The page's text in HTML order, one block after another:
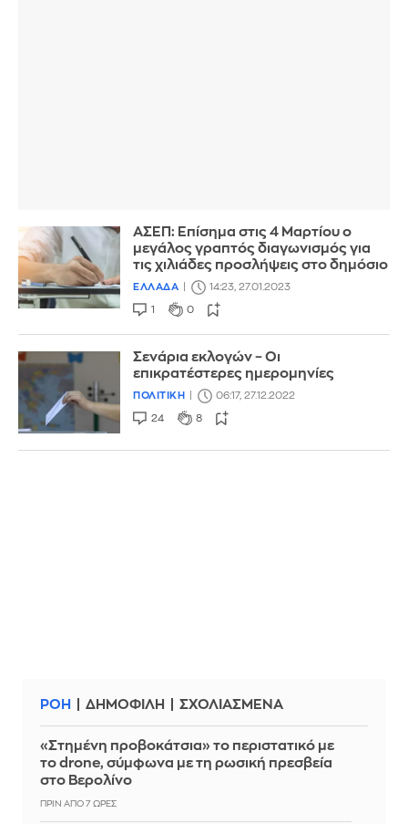
ΑΣΕΠ: Επίσημα στις 4 Μαρτίου ο
μεγάλος γραπτός διαγωνισμός για
τις χιλιάδες προσλήψεις στο δημόσιο
ΕΛΛΑΔΑ 14:23, 27.01.2023
1 0
Σενάρια εκλογών – Οι
επικρατέστερες ημερομηνίες
ΠΟΛΙΤΙΚΗ 06:17, 27.12.2022
24 8
ΡΟΗ ΔΗΜΟΦΙΛΗ ΣΧΟΛΙΑΣΜΕΝΑ
«Στημένη προβοκάτσια» το περιστατικό με
το drone, σύμφωνα με τη ρωσική πρεσβεία
στο Βερολίνο
ΠΡΙΝ ΑΠΌ 7 ΏΡΕΣ